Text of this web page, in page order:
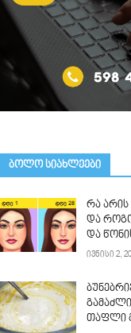
ᲑᲝᲚᲝ ᲡᲘᲐᲮᲚᲔᲔᲑᲘ
რა არის
და
და
ივნისი 2,
თაფლი